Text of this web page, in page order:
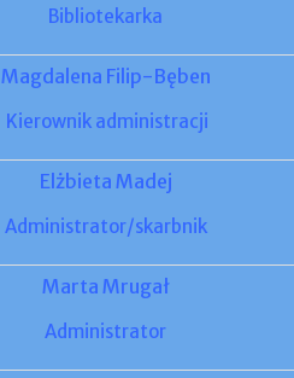
Bibliotekarka
Magdalena Filip-Bęben
Kierownik administracji
Elżbieta Madej
Administrator/skarbnik
Marta Mrugał
Administrator